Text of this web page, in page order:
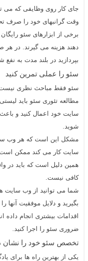
جای کار روی وظایفی که می
وقت گرانبهای خود را صرف
برخی از ابزارهای سئو
دهند هزینه می گیرند. در هر
بپردازید در بلند مدت به نفع
سئو را عملی تمرین کنید
سئو فقط مباحث نظری نیست
مطالعه تئوری سئو باید
سایت خود اعمال کنید و
شوید.
مشکل این است که هر وب
سایت کار می کند ممکن است
همین دلیل است که باید در
کافی نیست.
شما می توانید از وب سایت
بگیرید و دلایل موفقیت آنها
اقدامات بیشتری انجام
ضروری سئو را اجرا کنید.
تخصص سئو خود را نشان
یکی از بهترین راه ها برای